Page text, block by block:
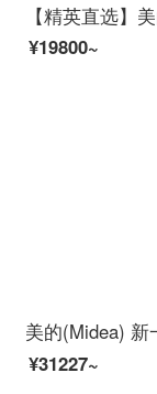
¥19800~
¥31227~